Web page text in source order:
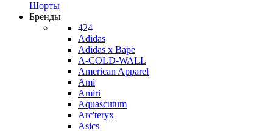
Шорты
Бренды
424
Adidas
Adidas x Bape
A-COLD-WALL
American Apparel
Ami
Amiri
Aquascutum
Arc'teryx
Asics